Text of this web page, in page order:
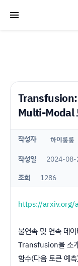
Transfusion:
Multi-Modal
작성자 하이룽룽
작성일
2024-08-
조회
1286
https://
불연속 및 연속 데
Transfusion을 소
함수(다음 토큰 예